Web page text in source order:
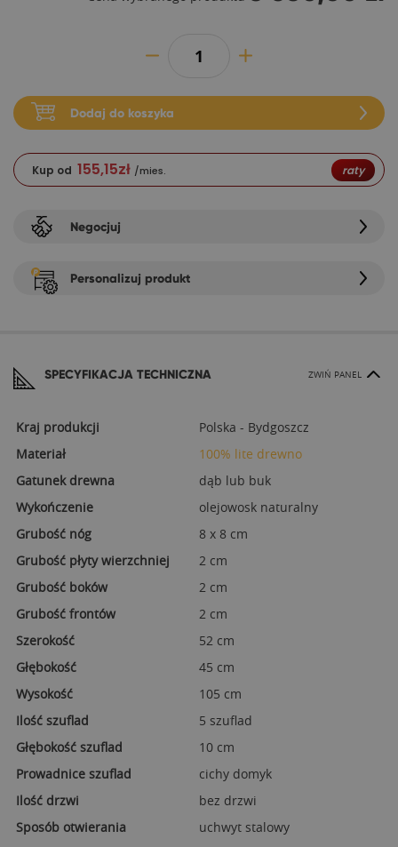
Dodaj do koszyka
Kup od 155,15zł /mies. raty
Negocjuj
Personalizuj produkt
SPECYFIKACJA TECHNICZNA ZWIŃ PANEL
Kraj produkcji
Polska - Bydgoszcz
Materiał
100% lite drewno
Gatunek drewna
dąb lub buk
Wykończenie
olejowosk naturalny
Grubość nóg
8 x 8 cm
Grubość płyty wierzchniej
2 cm
Grubość boków
2 cm
Grubość frontów
2 cm
Szerokość
52 cm
Głębokość
45 cm
Wysokość
105 cm
Ilość szuflad
5 szuflad
Głębokość szuflad
10 cm
Prowadnice szuflad
cichy domyk
Ilość drzwi
bez drzwi
Sposób otwierania
uchwyt stalowy